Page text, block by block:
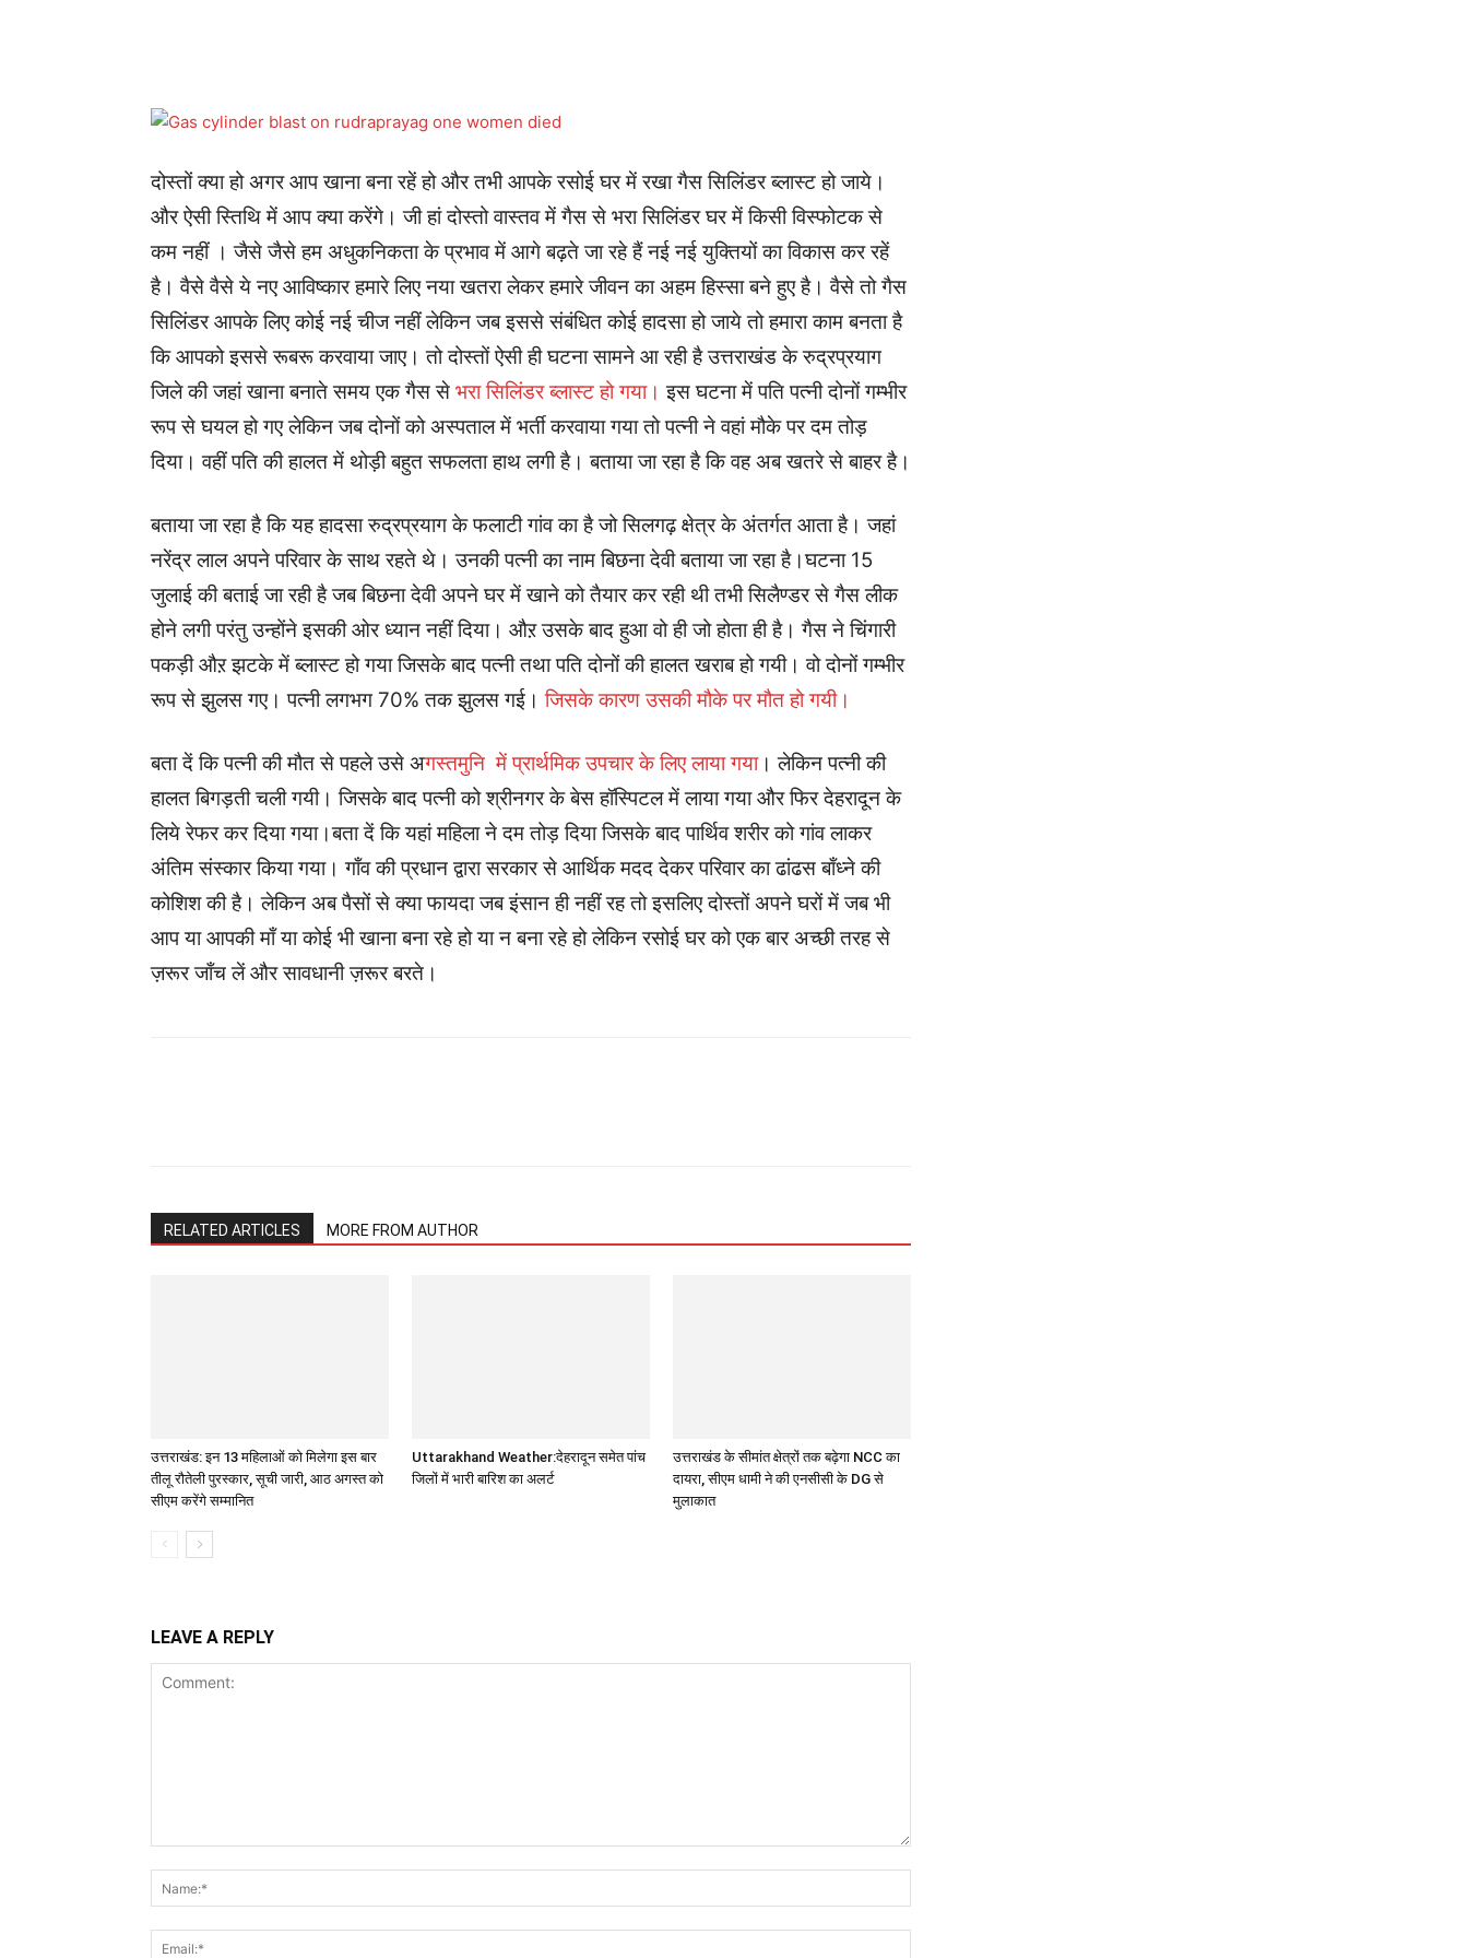
दोस्तों क्या हो अगर आप खाना बना रहें हो और तभी आपके रसोई घर में रखा गैस सिलिंडर ब्लास्ट हो जाये।
और ऐसी स्तिथि में आप क्या करेंगे। जी हां दोस्तो वास्तव में गैस से भरा सिलिंडर घर में किसी विस्फोटक से
कम नहीं । जैसे जैसे हम अधुकनिकता के प्रभाव में आगे बढ़ते जा रहे हैं नई नई युक्तियों का विकास कर रहें
है। वैसे वैसे ये नए आविष्कार हमारे लिए नया खतरा लेकर हमारे जीवन का अहम हिस्सा बने हुए है। वैसे तो गैस
सिलिंडर आपके लिए कोई नई चीज नहीं लेकिन जब इससे संबंधित कोई हादसा हो जाये तो हमारा काम बनता है
कि आपको इससे रूबरू करवाया जाए। तो दोस्तों ऐसी ही घटना सामने आ रही है उत्तराखंड के रुद्रप्रयाग
जिले की जहां खाना बनाते समय एक गैस से भरा सिलिंडर ब्लास्ट हो गया। इस घटना में पति पत्नी दोनों गम्भीर
रूप से घयल हो गए लेकिन जब दोनों को अस्पताल में भर्ती करवाया गया तो पत्नी ने वहां मौके पर दम तोड़
दिया। वहीं पति की हालत में थोड़ी बहुत सफलता हाथ लगी है। बताया जा रहा है कि वह अब खतरे से बाहर है।
बताया जा रहा है कि यह हादसा रुद्रप्रयाग के फलाटी गांव का है जो सिलगढ़ क्षेत्र के अंतर्गत आता है। जहां
नरेंद्र लाल अपने परिवार के साथ रहते थे। उनकी पत्नी का नाम बिछना देवी बताया जा रहा है।घटना 15
जुलाई की बताई जा रही है जब बिछना देवी अपने घर में खाने को तैयार कर रही थी तभी सिलैण्डर से गैस लीक
होने लगी परंतु उन्होंने इसकी ओर ध्यान नहीं दिया। औऱ उसके बाद हुआ वो ही जो होता ही है। गैस ने चिंगारी
पकड़ी औऱ झटके में ब्लास्ट हो गया जिसके बाद पत्नी तथा पति दोनों की हालत खराब हो गयी। वो दोनों गम्भीर
रूप से झुलस गए। पत्नी लगभग 70% तक झुलस गई। जिसके कारण उसकी मौके पर मौत हो गयी।
बता दें कि पत्नी की मौत से पहले उसे अगस्तमुनि में प्रार्थमिक उपचार के लिए लाया गया। लेकिन पत्नी की
हालत बिगड़ती चली गयी। जिसके बाद पत्नी को श्रीनगर के बेस हॉस्पिटल में लाया गया और फिर देहरादून के
लिये रेफर कर दिया गया।बता दें कि यहां महिला ने दम तोड़ दिया जिसके बाद पार्थिव शरीर को गांव लाकर
अंतिम संस्कार किया गया। गाँव की प्रधान द्वारा सरकार से आर्थिक मदद देकर परिवार का ढांढस बाँध्ने की
कोशिश की है। लेकिन अब पैसों से क्या फायदा जब इंसान ही नहीं रह तो इसलिए दोस्तों अपने घरों में जब भी
आप या आपकी माँ या कोई भी खाना बना रहे हो या न बना रहे हो लेकिन रसोई घर को एक बार अच्छी तरह से
ज़रूर जाँच लें और सावधानी ज़रूर बरते।
RELATED ARTICLES MORE FROM AUTHOR
उत्तराखंड: इन 13 महिलाओं को मिलेगा इस बार
तीलू रौतेली पुरस्कार, सूची जारी, आठ अगस्त को
सीएम करेंगे सम्मानित
Uttarakhand Weather:देहरादून समेत पांच
जिलों में भारी बारिश का अलर्ट
उत्तराखंड के सीमांत क्षेत्रों तक बढ़ेगा NCC का
दायरा, सीएम धामी ने की एनसीसी के DG से
मुलाकात
LEAVE A REPLY